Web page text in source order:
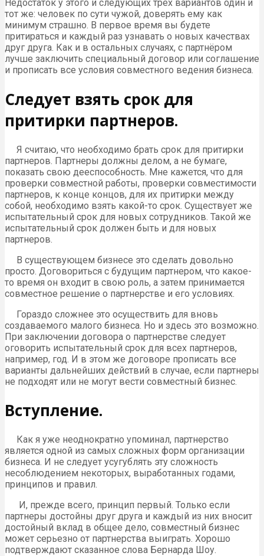
Недостаток у этого и следующих трёх вариантов один и
тот же: человек по сути чужой, доверять ему как
минимум страшно. В первое время вы будете
притираться и каждый раз узнавать о новых качествах
друг друга. Как и в остальных случаях, с партнёром
лучше заключить специальный договор или соглашение
и прописать все условия совместного ведения бизнеса.
Следует взять срок для
притирки партнеров.
Я считаю, что необходимо брать срок для притирки
партнеров. Партнеры должны делом, а не бумаге,
показать свою дееспособность. Мне кажется, что для
проверки совместной работы, проверки совместимости
партнеров, к конце концов, для их притирки между
собой, необходимо взять какой-то срок. Существует же
испытательный срок для новых сотрудников. Такой же
испытательный срок должен быть и для новых
партнеров.
В существующем бизнесе это сделать довольно
просто. Договориться с будущим партнером, что какое-
то время он входит в свою роль, а затем принимается
совместное решение о партнерстве и его условиях.
Гораздо сложнее это осуществить для вновь
создаваемого малого бизнеса. Но и здесь это возможно.
При заключении договора о партнерстве следует
оговорить испытательный срок для всех партнеров,
например, год. И в этом же договоре прописать все
варианты дальнейших действий в случае, если партнеры
не подходят или не могут вести совместный бизнес.
Вступление.
Как я уже неоднократно упоминал, партнерство
является одной из самых сложных форм организации
бизнеса. И не следует усугублять эту сложность
несоблюдением некоторых, выработанных годами,
принципов и правил.
И, прежде всего, принцип первый. Только если
партнеры достойны друг друга и каждый из них вносит
достойный вклад в общее дело, совместный бизнес
может серьезно от партнерства выиграть. Хорошо
подтверждают сказанное слова Бернарда Шоу.